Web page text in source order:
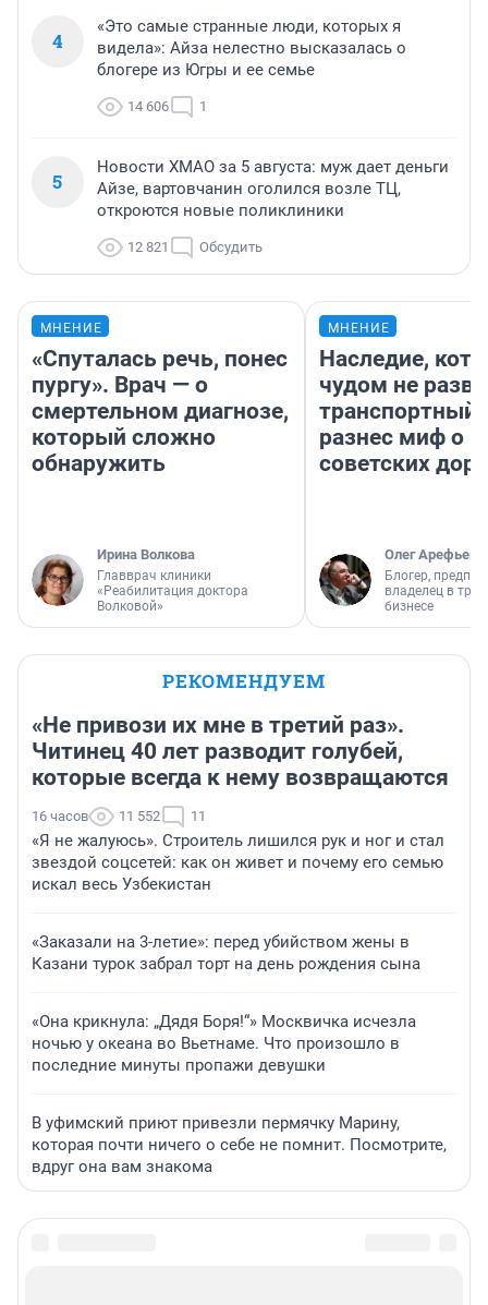
4
«Это самые странные люди, которых я
видела»: Айза нелестно высказалась о
блогере из Югры и ее семье
14 606 1
5
Новости ХМАО за 5 августа: муж дает деньги
Айзе, вартовчанин оголился возле ТЦ,
откроются новые поликлиники
12 821 Обсудить
МНЕНИЕ
«Спуталась речь, понес
пургу». Врач — о
смертельном диагнозе,
который сложно
обнаружить
Ирина Волкова
Главврач клиники
«Реабилитация доктора
Волковой»
МНЕНИЕ
Наследие,
чудом не
транспортный
разнес миф о
советских
Олег Арефьев
Блогер,
владелец в
бизнесе
РЕКОМЕНДУЕМ
«Не привози их мне в третий раз».
Читинец 40 лет разводит голубей,
которые всегда к нему возвращаются
16 часов 11 552 11
«Я не жалуюсь». Строитель лишился рук и ног и стал
звездой соцсетей: как он живет и почему его семью
искал весь Узбекистан
«Заказали на 3-летие»: перед убийством жены в
Казани турок забрал торт на день рождения сына
«Она крикнула: „Дядя Боря!“» Москвичка исчезла
ночью у океана во Вьетнаме. Что произошло в
последние минуты пропажи девушки
В уфимский приют привезли пермячку Марину,
которая почти ничего о себе не помнит. Посмотрите,
вдруг она вам знакома